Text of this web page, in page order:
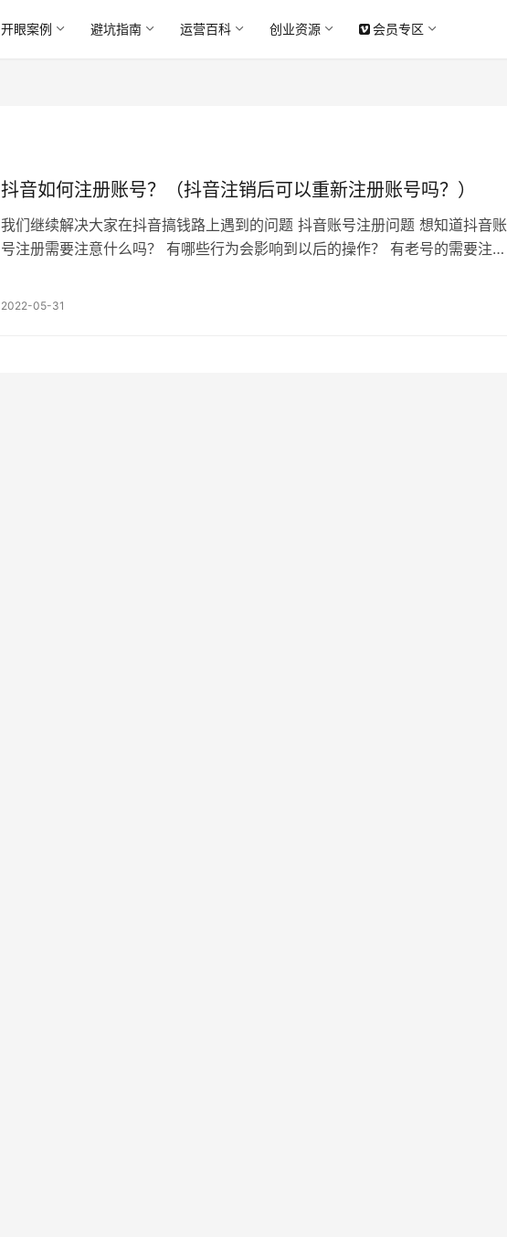
开眼案例 避坑指南 运营百科 创业资源 会员专区
抖音如何注册账号？（抖音注销后可以重新注册账号吗？）
我们继续解决大家在抖音搞钱路上遇到的问题 抖音账号注册问题 想知道抖音账
号注册需要注意什么吗？ 有哪些行为会影响到以后的操作？ 有老号的需要注销
2022-05-31